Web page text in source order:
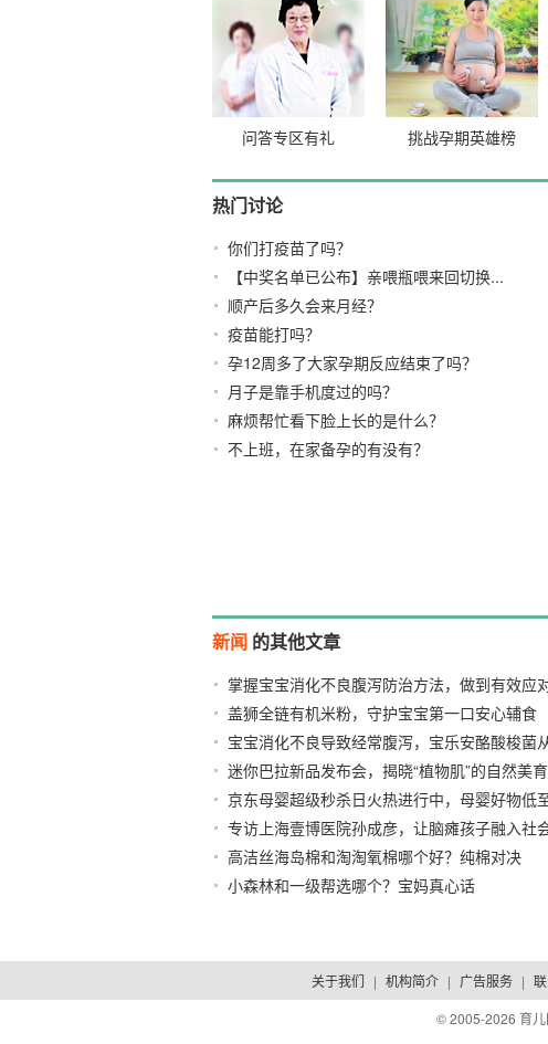
问答专区有礼 挑战孕期英雄榜
热门讨论
你们打疫苗了吗？
【中奖名单已公布】亲喂瓶喂来回切换...
顺产后多久会来月经？
疫苗能打吗？
孕12周多了大家孕期反应结束了吗？
月子是靠手机度过的吗？
麻烦帮忙看下脸上长的是什么？
不上班，在家备孕的有没有？
新闻 的其他文章
掌握宝宝消化不良腹泻防治方法，做到有效应
2026/07/28
盖狮全链有机米粉，守护宝宝第一口安心辅食
2026/07/28
宝宝消化不良导致经常腹泻，宝乐安酪酸梭菌
护
2026/07/27
迷你巴拉新品发布会，揭晓“植物肌”的自然美
2026/04/13
京东母婴超级秒杀日火热进行中，母婴好物低
2026/04/10
专访上海壹博医院孙成彦，让脑瘫孩子融入社
2026/03/20
​高洁丝海岛棉和淘淘氧棉哪个好？纯棉对决
小森林和一级帮选哪个？宝妈真心话
关于我们 | 机构简介 | 广告服务 |
© 2005-2026 育